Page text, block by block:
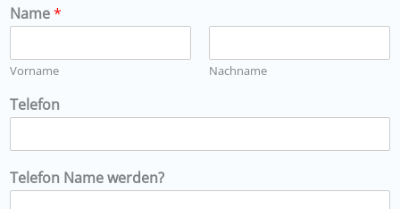
Name*
Vorname Nachname
Telefon
Telefon Name werden?